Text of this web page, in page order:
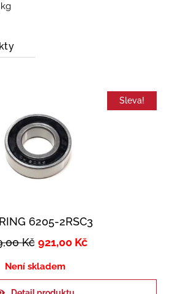
Sleva!
6205-2RSC3
Kč 921,00 Kč
Není skladem